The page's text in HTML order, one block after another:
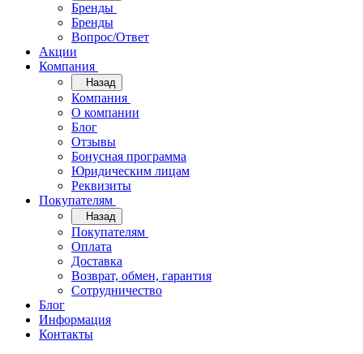
Бренды
Бренды
Вопрос/Ответ
Акции
Компания
Назад
Компания
О компании
Блог
Отзывы
Бонусная программа
Юридическим лицам
Реквизиты
Покупателям
Назад
Покупателям
Оплата
Доставка
Возврат, обмен, гарантия
Сотрудничество
Блог
Информация
Контакты